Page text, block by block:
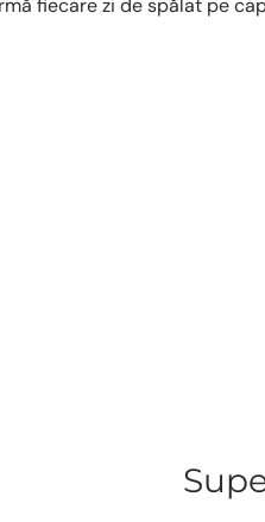
fiecare zi de spălat pe